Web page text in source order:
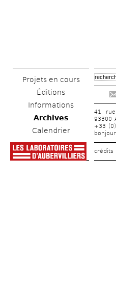
Projets en cours
Éditions
Informations
Archives
Calendrier
41,
93300
+33
crédits